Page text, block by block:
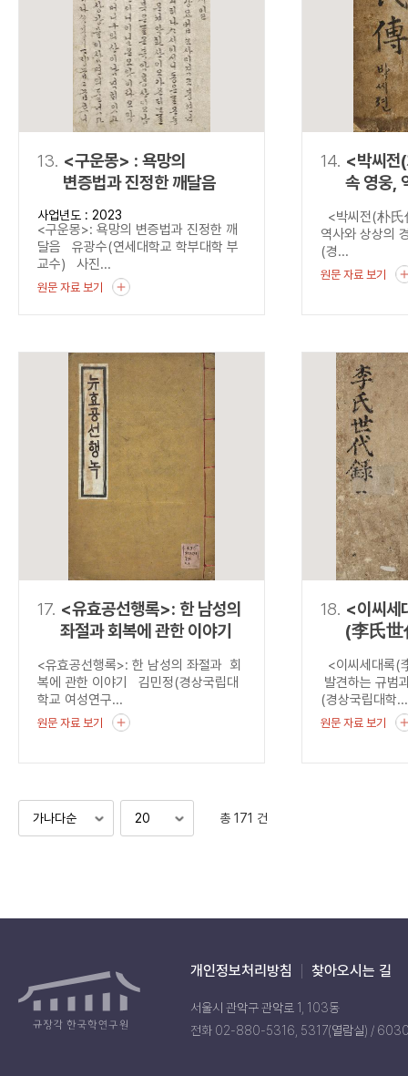
13. <구운몽> : 욕망의
변증법과 진정한 깨달음
사업년도 : 2023
<구운몽>: 욕망의 변증법과 진정한 깨
달음 유광수(연세대학교 학부대학 부
교수) 사진...
원문 자료 보기
14. <박씨
속 영웅,
경계를
<박씨전(朴
역사와 상상의
(경...
원문 자료 보기
17. <유효공선행록>: 한 남성의
좌절과 회복에 관한 이야기
<유효공선행록>: 한 남성의 좌절과 회
복에 관한 이야기 김민정(경상국립대
학교 여성연구...
원문 자료 보기
18. <이씨세
(李氏世
발견하
균열
<이씨세대록
발견하는 규범
(경상국립대학...
원문 자료 보기
총 171 건
개인정보처리방침 찾아오시는 길
서울시 관악구 관악로 1, 103동
전화 02-880-5316, 5317(열람실) /